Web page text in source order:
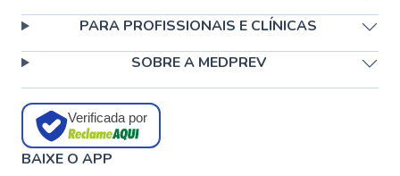
PARA PROFISSIONAIS E CLÍNICAS
SOBRE A MEDPREV
Verificada por
BAIXE O APP